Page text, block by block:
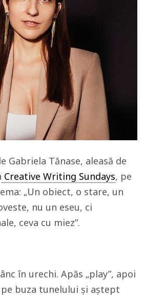
Gabriela Tănase, aleasă de
Creative Writing Sundays, pe
„Un obiect, o stare, un
nu un eseu, ci
ceva cu miez”.
în urechi. Apăs „play”, apoi
buza tunelului și aștept